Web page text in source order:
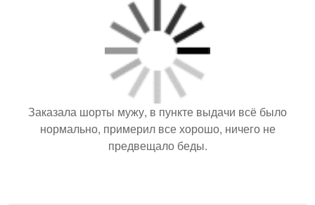
Заказала шорты мужу, в пункте выдачи всё было
нормально, примерил все хорошо, ничего не
предвещало беды.